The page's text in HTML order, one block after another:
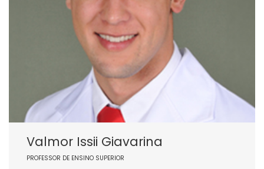
Valmor Issii Giavarina
PROFESSOR DE ENSINO SUPERIOR